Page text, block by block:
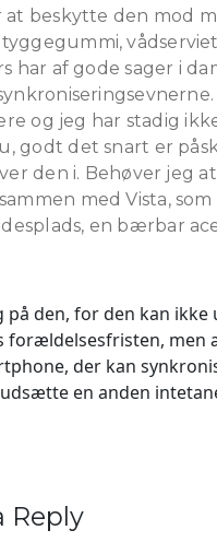
beskytte den mod
har af gode sager i
og jeg har stadig
godt det snart er
den i. Behøver jeg
med Vista,
en bærbar
den, for den kan ikke
forældelsesfristen, men
der kan
en anden
Reply